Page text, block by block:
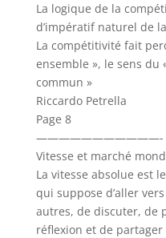
La logique de la
d’impératif naturel de
La compétitivité fait
ensemble », le sens du
commun »
Riccardo Petrella
Page 8
———————————-
Vitesse et marché
La vitesse absolue est
qui suppose d’aller
autres, de discuter, de
réflexion et de partager